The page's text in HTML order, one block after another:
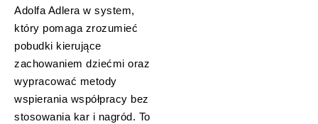
Adolfa Adlera w system,
który pomaga zrozumieć
pobudki kierujące
zachowaniem dziećmi oraz
wypracować metody
wspierania współpracy bez
stosowania kar i nagród. To